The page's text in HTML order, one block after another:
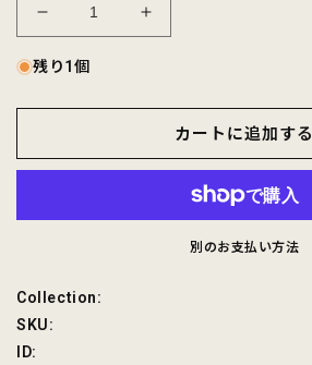
EMPIRE
&amp;
SONS
COALMINER
AMERICAN
を
減
EMPIRE
&amp;
COALMINER
HENLEY
AMERICAN
JERSEY
残り1個
カートに追加する
別のお支払い方法
SKU:
Collection:
SKU:
ID: